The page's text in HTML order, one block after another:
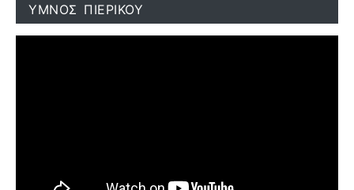
ΥΜΝΟΣ ΠΙΕΡΙΚΟΥ